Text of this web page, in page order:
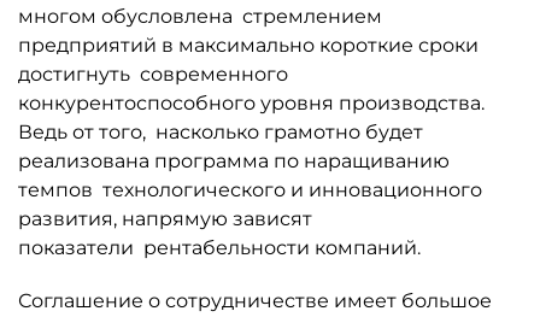
многом обусловлена стремлением
предприятий в максимально короткие сроки
достигнуть современного
конкурентоспособного уровня производства.
Ведь от того, насколько грамотно будет
реализована программа по наращиванию
темпов технологического и инновационного
развития, напрямую зависят
показатели рентабельности компаний.
Соглашение о сотрудничестве имеет большое